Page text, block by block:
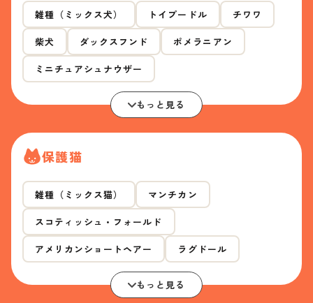
雑種（ミックス犬） トイプードル チワワ
柴犬 ダックスフンド ポメラニアン
ミニチュアシュナウザー
もっと見る
保護猫
雑種（ミックス猫） マンチカン
スコティッシュ・フォールド
アメリカンショートヘアー ラグドール
もっと見る